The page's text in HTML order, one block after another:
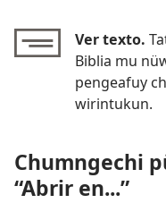
Ver texto.
Biblia mu
pengeafuy
wirintukun.
Chumngechi
“Abrir en...”